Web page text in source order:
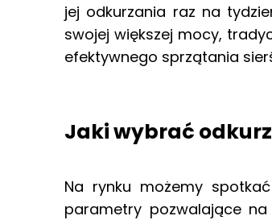
jej odkurzania raz na
swojej większej mocy,
efektywnego sprzątania
Jaki wybrać
Na rynku możemy
parametry pozwalające